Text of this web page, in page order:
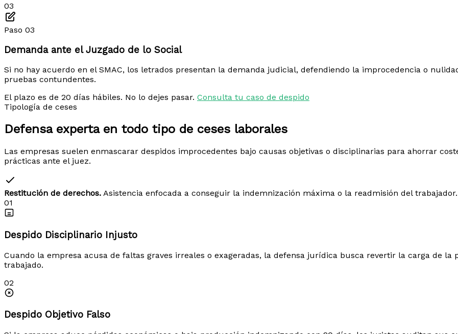
03
Paso 03
Demanda ante el Juzgado de lo Social
Si no hay acuerdo en el SMAC, los letrados presentan la demanda judicial, defendiendo la improcedencia o
pruebas contundentes.
El plazo es de 20 días hábiles. No lo dejes pasar. Consulta tu caso de despido
Tipología de ceses
Defensa experta en todo tipo de ceses laborales
Las empresas suelen enmascarar despidos improcedentes bajo causas objetivas o disciplinarias para ahorrar
prácticas ante el juez.
Restitución de derechos. Asistencia enfocada a conseguir la indemnización máxima o la readmisión del trabajador.
01
Despido Disciplinario Injusto
Cuando la empresa acusa de faltas graves irreales o exageradas, la defensa jurídica busca revertir la carga de la
trabajado.
02
Despido Objetivo Falso